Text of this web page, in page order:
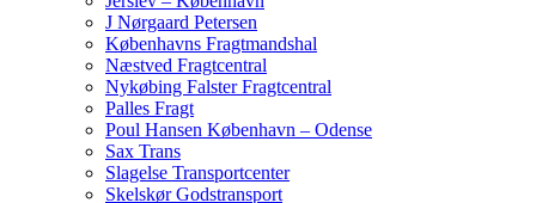
J Nørgaard Petersen
Københavns Fragtmandshal
Næstved Fragtcentral
Nykøbing Falster Fragtcentral
Palles Fragt
Poul Hansen København – Odense
Sax Trans
Slagelse Transportcenter
Skelskør Godstransport